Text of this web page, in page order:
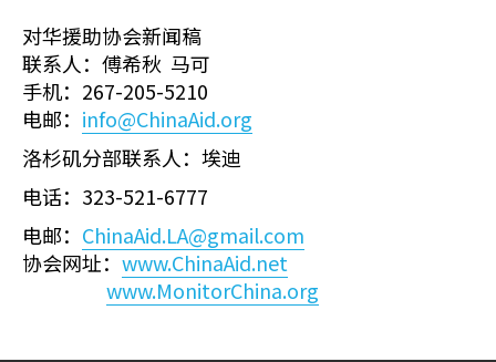
对华援助协会新闻稿
联系人：傅希秋 马可
手机：267-205-5210
电邮： info@ChinaAid.org
洛杉矶分部联系人：埃迪
电话：323-521-6777
电邮： ChinaAid.LA@gmail.com
协会网址： www.ChinaAid.net
www.MonitorChina.org